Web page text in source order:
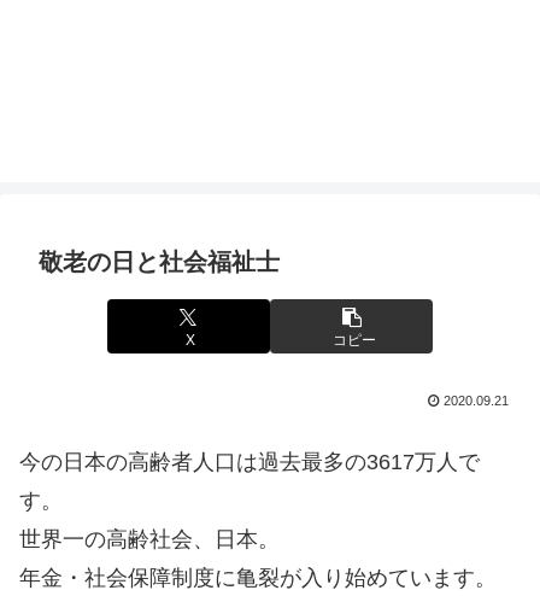
敬老の日と社会福祉士
X コピー
2020.09.21
今の日本の高齢者人口は過去最多の3617万人で
す。
世界一の高齢社会、日本。
年金・社会保障制度に亀裂が入り始めています。